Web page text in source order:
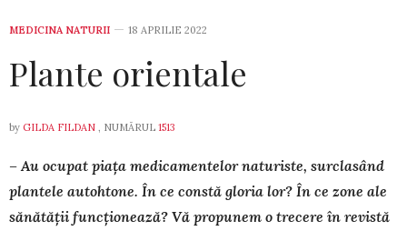
MEDICINA NATURII 18 APRILIE 2022
Plante orientale
by GILDA FILDAN , NUMĂRUL 1513
– Au ocupat piața medicamentelor naturiste, surclasând
plantele autohtone. În ce constă gloria lor? În ce zone ale
sănătății funcțio­nează? Vă propunem o trecere în revistă